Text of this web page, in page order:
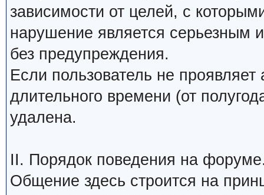
зависимости от целей, с
нарушение является серьезным
без предупреждения.
Если пользователь не
длительного времени (от
удалена.
II. Порядок поведения на
Общение здесь строится на